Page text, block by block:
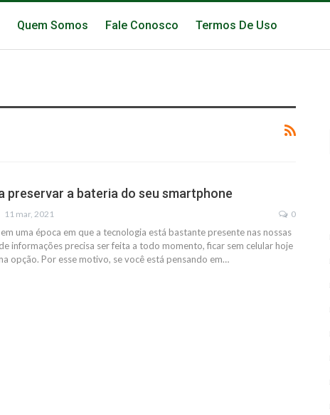
Quem Somos Fale Conosco Termos De Uso
preservar a bateria do seu smartphone
11 mar, 2021 0
uma época em que a tecnologia está bastante presente nas nossas
informações precisa ser feita a todo momento, ficar sem celular hoje
opção. Por esse motivo, se você está pensando em…